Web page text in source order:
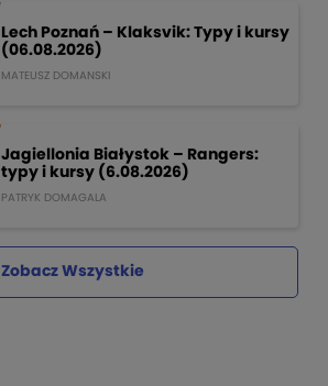
Lech Poznań – Klaksvik: Typy i kursy
(06.08.2026)
MATEUSZ DOMANSKI
Jagiellonia Białystok – Rangers:
typy i kursy (6.08.2026)
PATRYK DOMAGALA
Zobacz Wszystkie